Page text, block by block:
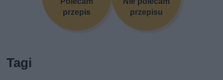
przepis
przepisu
Tagi